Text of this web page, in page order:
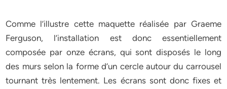
Comme l’illustre cette maquette réalisée par Graeme
Ferguson, l’installation est donc essentiellement
composée par onze écrans, qui sont disposés le long
des murs selon la forme d’un cercle autour du carrousel
tournant très lentement. Les écrans sont donc fixes et